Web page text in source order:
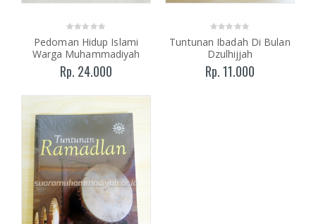
Pedoman Hidup Islami
Warga Muhammadiyah
Rp. 24.000
Tuntunan Ibadah Di Bulan
Dzulhijjah
Rp. 11.000